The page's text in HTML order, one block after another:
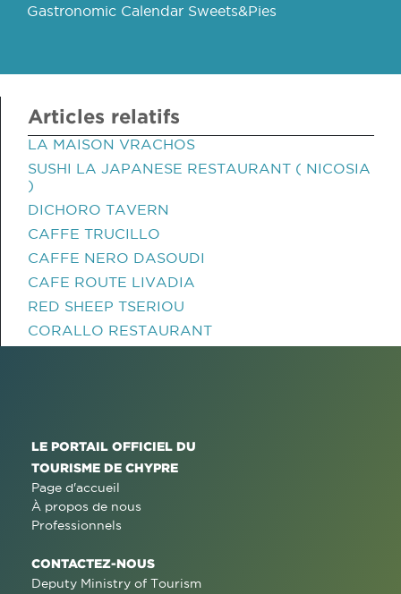
Gastronomic Calendar Sweets&Pies
Articles relatifs
LA MAISON VRACHOS
SUSHI LA JAPANESE RESTAURANT ( NICOSIA
)
DICHORO TAVERN
CAFFE TRUCILLO
CAFFE NERO DASOUDI
CAFE ROUTE LIVADIA
RED SHEEP TSERIOU
CORALLO RESTAURANT
LE PORTAIL OFFICIEL DU
TOURISME DE CHYPRE
Page d'accueil
À propos de nous
Professionnels
CONTACTEZ-NOUS
Deputy Ministry of Tourism